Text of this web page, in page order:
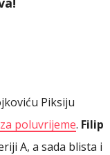
Piksiju
poluvrijeme. Filip
A, a sada blista i